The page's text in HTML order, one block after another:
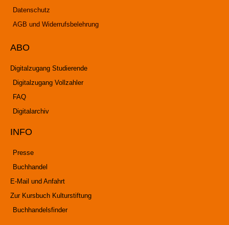
Datenschutz
AGB und Widerrufsbelehrung
ABO
Digitalzugang Studierende
Digitalzugang Vollzahler
FAQ
Digitalarchiv
INFO
Presse
Buchhandel
E-Mail und Anfahrt
Zur Kursbuch Kulturstiftung
Buchhandelsfinder